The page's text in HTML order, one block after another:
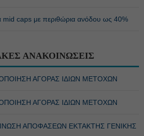
mid caps με περιθώρια ανόδου ως 40%
ΑΝΑΚΟΙΝΩΣΕΙΣ
ΑΓΟΡΑΣ ΙΔΙΩΝ ΜΕΤΟΧΩΝ
ΑΓΟΡΑΣ ΙΔΙΩΝ ΜΕΤΟΧΩΝ
ΑΠΟΦΑΣΕΩΝ ΕΚΤΑΚΤΗΣ ΓΕΝΙΚΗΣ